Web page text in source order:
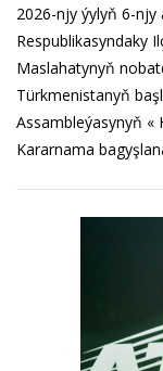
2026-njy ýylyň 6-
Respublikasyndaky
Maslahatynyň
Türkmenistanyň
Assambleýasynyň «
Kararnama